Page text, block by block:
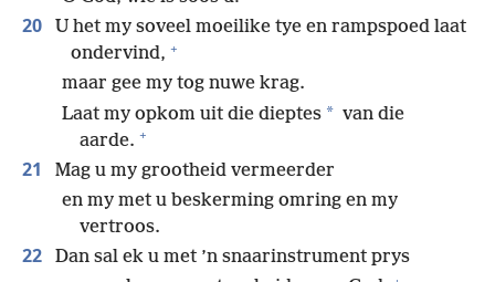
20
U het my soveel moeilike tye en rampspoed laat
ondervind, +
maar gee my tog nuwe krag.
Laat my opkom uit die dieptes * van die
aarde. +
21
Mag u my grootheid vermeerder
en my met u beskerming omring en my
vertroos.
22
Dan sal ek u met ’n snaarinstrument prys